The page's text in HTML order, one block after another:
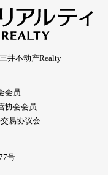
井不动产Realty
会员
协会会员
易协议会
号